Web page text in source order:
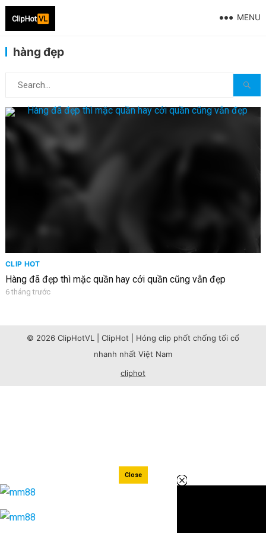
MENU
hàng đẹp
CLIP HOT
Hàng đã đẹp thì mặc quần hay cởi quần cũng vẫn đẹp
6 tháng trước
© 2026 ClipHotVL | ClipHot | Hóng clip phốt chống tối cổ
nhanh nhất Việt Nam
cliphot
Close